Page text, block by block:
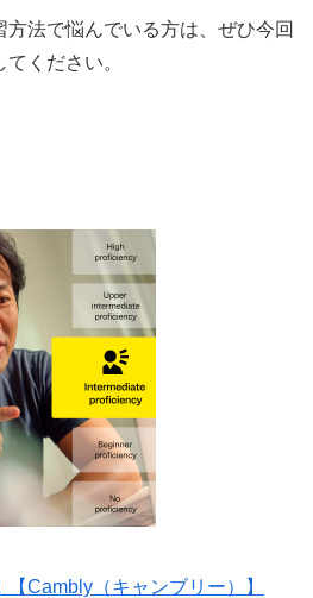
法で悩んでいる方は、ぜひ今回
ください。
Cambly（キャンブリー）】